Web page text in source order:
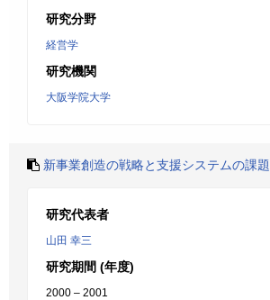
研究分野
経営学
研究機関
大阪学院大学
新事業創造の戦略と支援システムの課題
研究代表者
山田 幸三
研究期間 (年度)
2000 – 2001